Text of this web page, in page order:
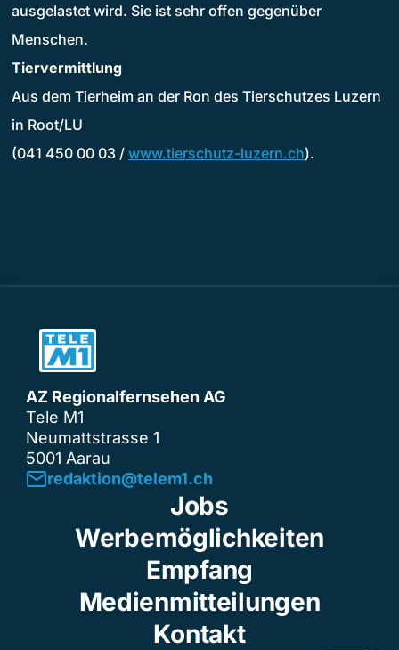
ausgelastet wird. Sie ist sehr offen gegenüber
Menschen.
Tiervermittlung
Aus dem Tierheim an der Ron des Tierschutzes Luzern
in Root/LU
(041 450 00 03 / www.tierschutz-luzern.ch).
AZ Regionalfernsehen AG
Tele M1
Neumattstrasse 1
5001 Aarau
redaktion@telem1.ch
Jobs
Werbemöglichkeiten
Empfang
Medienmitteilungen
Kontakt